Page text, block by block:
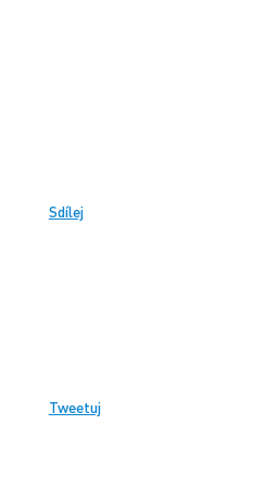
Sdílej
Tweetuj